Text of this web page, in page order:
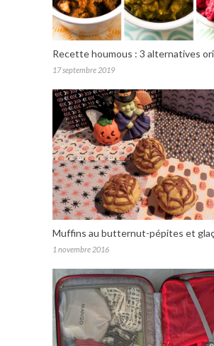
Recette houmous : 3 alternatives
17 septembre 2019
Muffins au butternut-pépites et
1 novembre 2016